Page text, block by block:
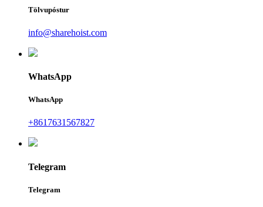
Tölvupóstur
info@sharehoist.com
WhatsApp
WhatsApp
+8617631567827
Telegram
Telegram